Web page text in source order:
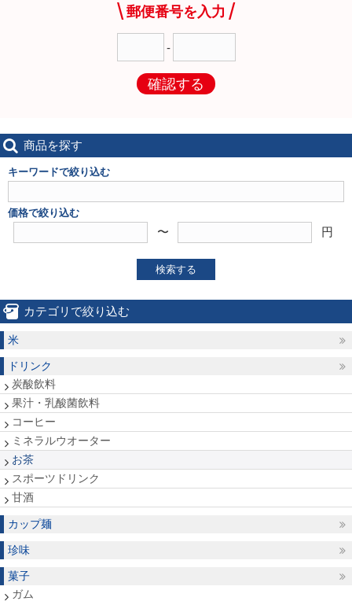
郵便番号を入力
-
確認する
商品を探す
キーワードで絞り込む
価格で絞り込む
〜 円
検索する
カテゴリで絞り込む
米
ドリンク
炭酸飲料
果汁・乳酸菌飲料
コーヒー
ミネラルウオーター
お茶
スポーツドリンク
甘酒
カップ麺
珍味
菓子
ガム